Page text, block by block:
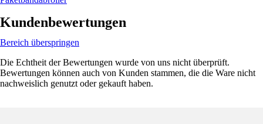
Kundenbewertungen
Bereich überspringen
Die Echtheit der Bewertungen wurde von uns nicht überprüft.
Bewertungen können auch von Kunden stammen, die die Ware nicht
nachweislich genutzt oder gekauft haben.